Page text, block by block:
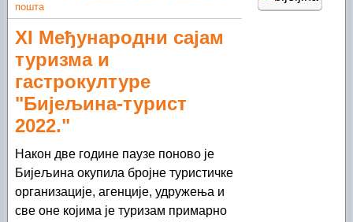
пошта
XI Међународни сајам
туризма и
гастрокултуре
"Бијељина-турист
2022."
Након две године паузе поново је
Бијељина окупила бројне туристичке
организације, агенције, удружења и
све оне којима је туризам примарно